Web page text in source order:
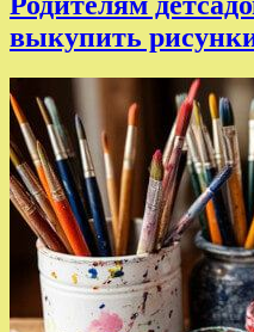
выкупить